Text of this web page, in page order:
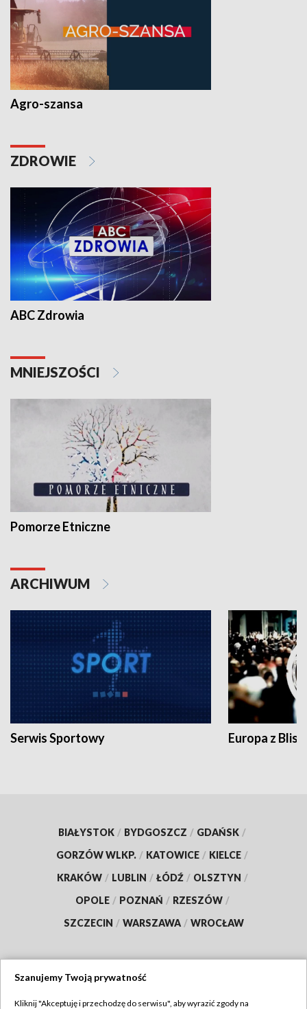
Agro-szansa
ZDROWIE
ABC Zdrowia
MNIEJSZOŚCI
Pomorze Etniczne
ARCHIWUM
Serwis Sportowy Europa z
BIAŁYSTOK / BYDGOSZCZ / GDAŃSK /
GORZÓW WLKP. / KATOWICE / KIELCE /
KRAKÓW / LUBLIN / ŁÓDŹ / OLSZTYN /
OPOLE / POZNAŃ / RZESZÓW /
SZCZECIN / WARSZAWA / WROCŁAW
Szanujemy Twoją prywatność
Kliknij "Akceptuję i przechodzę do serwisu", aby wyrazić zgody na